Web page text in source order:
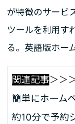
が特徴のサービ
ツールを利用す
る。英語版ホー
関連記事＞＞
簡単にホーム
約10分で予約